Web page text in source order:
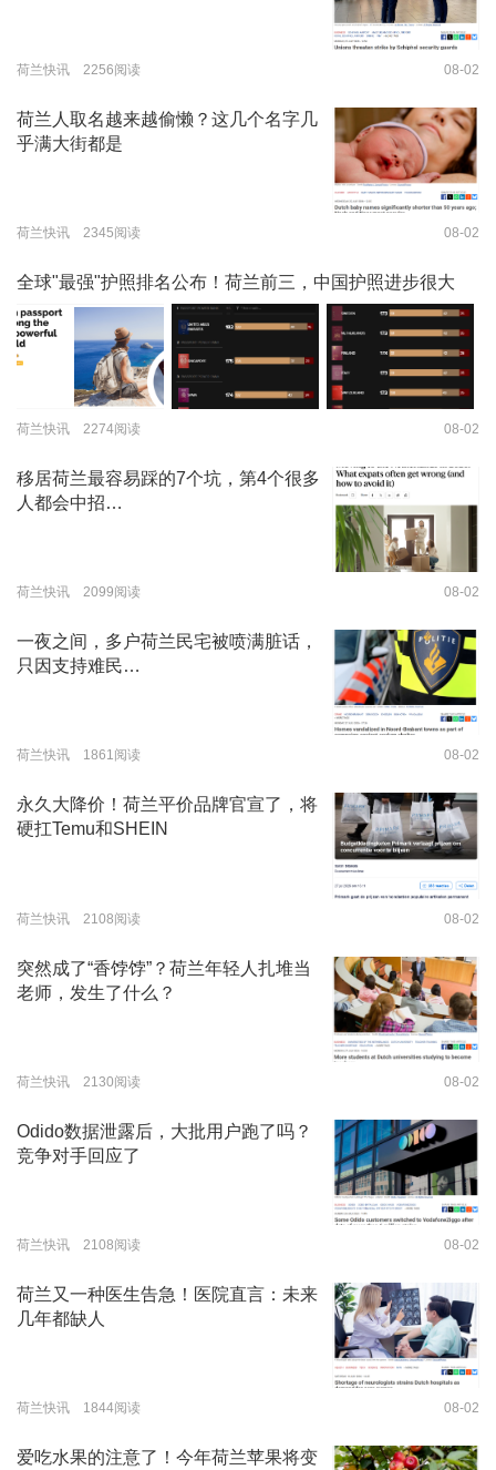
荷兰快讯 2256阅读 08-02
荷兰人取名越来越偷懒？这几个名字几
乎满大街都是
荷兰快讯 2345阅读 08-02
全球"最强"护照排名公布！荷兰前三，中国护照进步很大
荷兰快讯 2274阅读 08-02
移居荷兰最容易踩的7个坑，第4个很多
人都会中招…
荷兰快讯 2099阅读 08-02
一夜之间，多户荷兰民宅被喷满脏话，
只因支持难民…
荷兰快讯 1861阅读 08-02
永久大降价！荷兰平价品牌官宣了，将
硬扛Temu和SHEIN
荷兰快讯 2108阅读 08-02
突然成了“香饽饽”？荷兰年轻人扎堆当
老师，发生了什么？
荷兰快讯 2130阅读 08-02
Odido数据泄露后，大批用户跑了吗？
竞争对手回应了
荷兰快讯 2108阅读 08-02
荷兰又一种医生告急！医院直言：未来
几年都缺人
荷兰快讯 1844阅读 08-02
爱吃水果的注意了！今年荷兰苹果将变